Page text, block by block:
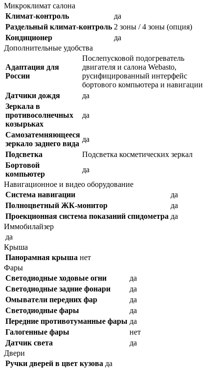
Микроклимат салона
Климат-контроль
да
Раздельный климат-контроль 2 зоны / 4 зоны (опция)
Кондиционер
да
Дополнительные удобства
Адаптация для
России
Послепусковой подогреватель
двигателя и салона Webasto,
русифицированный интерфейс
бортового компьютера и навигации
Датчики дождя
да
Зеркала в
противосолнечных
козырьках
да
Самозатемняющееся
зеркало заднего вида
да
Подсветка
Подсветка косметических зеркал
Бортовой
компьютер
да
Навигационное и видео оборудование
Система навигации
да
Полноцветный ЖК-монитор
да
Проекционная система показаний спидометра да
Иммобилайзер
да
Крыша
Панорамная крыша нет
Фары
Светодиодные ходовые огни
да
Cветодиодные задние фонари
да
Омыватели передних фар
да
Светодиодные фары
да
Передние противотуманные фары да
Галогенные фары
нет
Датчик света
да
Двери
Ручки дверей в цвет кузова да